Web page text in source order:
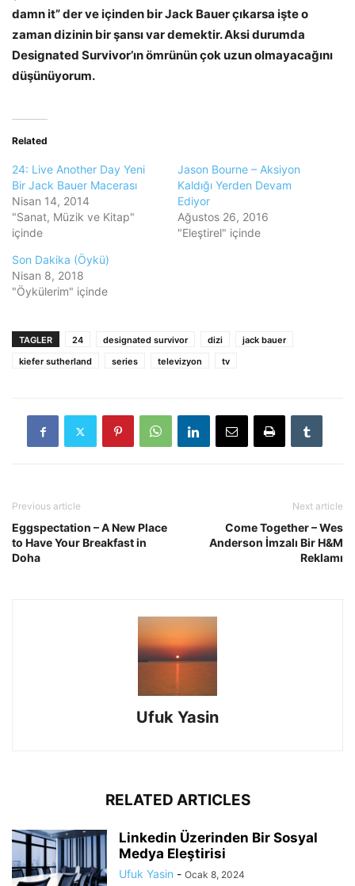
damn it” der ve içinden bir Jack Bauer çıkarsa işte o
zaman dizinin bir şansı var demektir. Aksi durumda
Designated Survivor’ın ömrünün çok uzun olmayacağını
düşünüyorum.
Related
24: Live Another Day Yeni
Bir Jack Bauer Macerası
Nisan 14, 2014
"Sanat, Müzik ve Kitap"
içinde
Jason Bourne – Aksiyon
Kaldığı Yerden Devam
Ediyor
Ağustos 26, 2016
"Eleştirel" içinde
Son Dakika (Öykü)
Nisan 8, 2018
"Öykülerim" içinde
TAGLER 24 designated survivor dizi
jack bauer
kiefer sutherland
series televizyon tv
Previous article
Eggspectation – A New Place
to Have Your Breakfast in
Doha
Next article
Come Together – Wes
Anderson İmzalı Bir H&M
Reklamı
Ufuk Yasin
RELATED ARTICLES
Linkedin Üzerinden Bir Sosyal
Medya Eleştirisi
Ufuk Yasin - Ocak 8, 2024